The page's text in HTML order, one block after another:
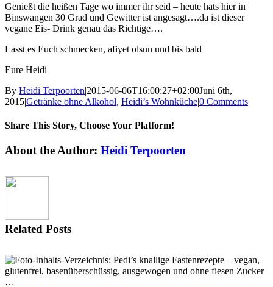
Genießt die heißen Tage wo immer ihr seid – heute hats hier in
Binswangen 30 Grad und Gewitter ist angesagt….da ist dieser
vegane Eis- Drink genau das Richtige….
Lasst es Euch schmecken, afiyet olsun und bis bald
Eure Heidi
By Heidi Terpoorten|2015-06-06T16:00:27+02:00Juni 6th,
2015|Getränke ohne Alkohol, Heidi’s Wohnküche|0 Comments
Share This Story, Choose Your Platform!
Facebook
X
Reddit
LinkedIn
Tumblr
Pinterest
Vk
Email
About the Author: Heidi Terpoorten
Related Posts